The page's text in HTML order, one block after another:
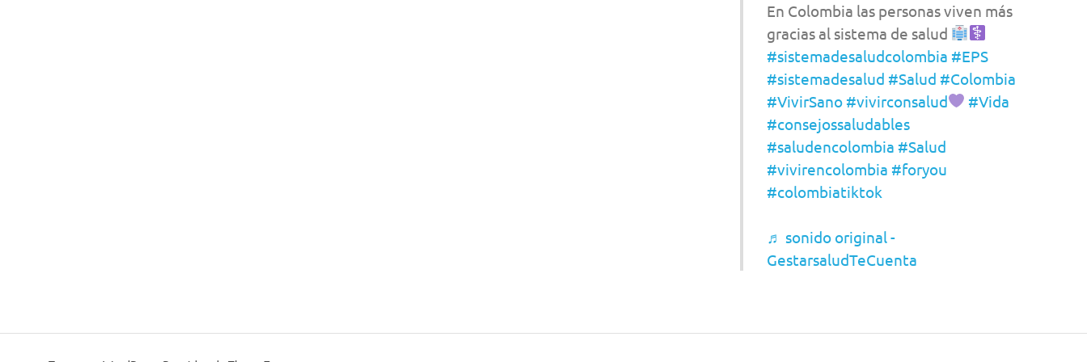
En Colombia las personas viven más
gracias al sistema de salud
#sistemadesaludcolombia #EPS
#sistemadesalud #Salud #Colombia
#VivirSano #vivirconsalud
#Vida
#consejossaludables
#saludencolombia #Salud
#vivirencolombia #foryou
#colombiatiktok
♬ sonido original -
GestarsaludTeCuenta